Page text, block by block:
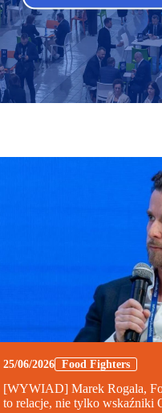
25/06/2026 Food Fighters
[WYWIAD] Marek Rogala,
to relacje, nie tylko wskaźniki